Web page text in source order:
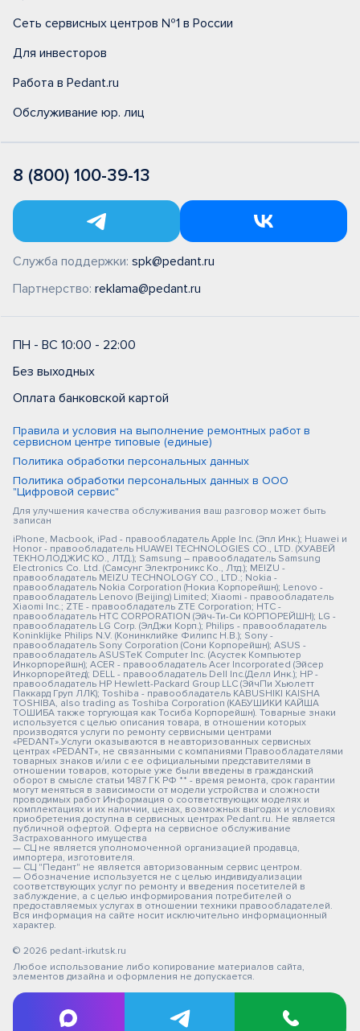
Сеть сервисных центров №1 в России
Для инвесторов
Работа в Pedant.ru
Обслуживание юр. лиц
8 (800) 100-39-13
Служба поддержки: spk@pedant.ru
Партнерство: reklama@pedant.ru
ПН - ВС 10:00 - 22:00
Без выходных
Оплата банковской картой
Правила и условия на выполнение ремонтных работ в
сервисном центре типовые (единые)
Политика обработки персональных данных
Политика обработки персональных данных в ООО
"Цифровой сервис"
Для улучшения качества обслуживания ваш разговор может быть
записан
iPhone, Macbook, iPad - правообладатель Apple Inc. (Эпл Инк.); Huawei и
Honor - правообладатель HUAWEI TECHNOLOGIES CO., LTD. (ХУАВЕЙ
ТЕКНОЛОДЖИС КО., ЛТД.); Samsung – правообладатель Samsung
Electronics Co. Ltd. (Самсунг Электроникс Ко., Лтд.); MEIZU -
правообладатель MEIZU TECHNOLOGY CO., LTD.; Nokia -
правообладатель Nokia Corporation (Нокиа Корпорейшн); Lenovo -
правообладатель Lenovo (Beijing) Limited; Xiaomi - правообладатель
Xiaomi Inc.; ZTE - правообладатель ZTE Corporation; HTC -
правообладатель HTC CORPORATION (Эйч-Ти-Си КОРПОРЕЙШН); LG -
правообладатель LG Corp. (ЭлДжи Корп.); Philips - правообладатель
Koninklijke Philips N.V. (Конинклийке Филипс Н.В.); Sony -
правообладатель Sony Corporation (Сони Корпорейшн); ASUS -
правообладатель ASUSTeK Computer Inc. (Асустек Компьютер
Инкорпорейшн); ACER - правообладатель Acer Incorporated (Эйсер
Инкорпорейтед); DELL - правообладатель Dell Inc.(Делл Инк.); HP -
правообладатель HP Hewlett-Packard Group LLC (ЭйчПи Хьюлетт
Паккард Груп ЛЛК); Toshiba - правообладатель KABUSHIKI KAISHA
TOSHIBA, also trading as Toshiba Corporation (КАБУШИКИ КАЙША
ТОШИБА также торгующая как Тосиба Корпорейшн). Товарные знаки
используется с целью описания товара, в отношении которых
производятся услуги по ремонту сервисными центрами
«PEDANT».Услуги оказываются в неавторизованных сервисных
центрах «PEDANT», не связанными с компаниями Правообладателями
товарных знаков и/или с ее официальными представителями в
отношении товаров, которые уже были введены в гражданский
оборот в смысле статьи 1487 ГК РФ ** - время ремонта, срок гарантии
могут меняться в зависимости от модели устройства и сложности
проводимых работ Информация о соответствующих моделях и
комплектациях и их наличии, ценах, возможных выгодах и условиях
приобретения доступна в сервисных центрах Pedant.ru. Не является
публичной офертой. Оферта на сервисное обслуживание
Застрахованного имущества
— СЦ не является уполномоченной организацией продавца,
импортера, изготовителя.
— СЦ "Педант" не является авторизованным сервис центром.
— Обозначение используется не с целью индивидуализации
соответствующих услуг по ремонту и введения посетителей в
заблуждение, а с целью информирования потребителей о
предоставляемых услугах в отношении техники правообладателей.
Вся информация на сайте носит исключительно информационный
характер.
© 2026 pedant-irkutsk.ru
Любое использование либо копирование материалов сайта,
элементов дизайна и оформления не допускается.